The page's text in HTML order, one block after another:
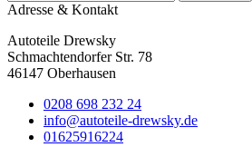
Adresse & Kontakt
Autoteile Drewsky
Schmachtendorfer Str. 78
46147 Oberhausen
0208 698 232 24
info@autoteile-drewsky.de
01625916224